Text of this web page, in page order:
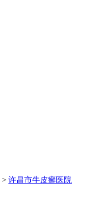
> 许昌市牛皮癣医院